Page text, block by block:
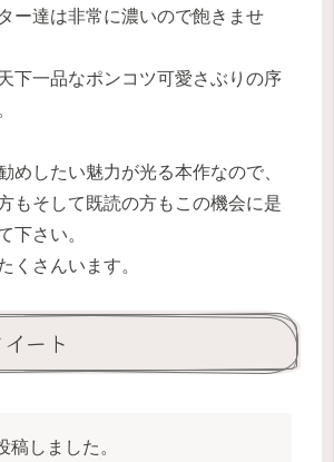
ー達は非常に濃いので飽きませ
下一品なポンコツ可愛さぶりの序
めしたい魅力が光る本作なので、
もそして既読の方もこの機会に是
下さい。
くさんいます。
ート
稿しました。